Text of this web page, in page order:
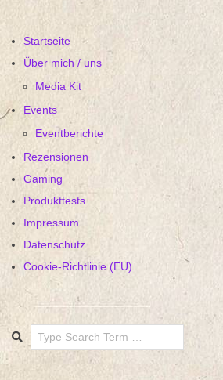
Startseite
Über mich / uns
Media Kit
Events
Eventberichte
Rezensionen
Gaming
Produkttests
Impressum
Datenschutz
Cookie-Richtlinie (EU)
Search